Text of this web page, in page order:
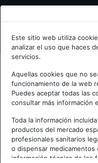
Bienvenid@ a
Escribe tu Email
Accede o regístrate con
Este sitio web utiliza
analizar el uso que haces
servicios.
Aquellas cookies que no
funcionamiento de la web
Puedes aceptar todas las
consultar más información
Toda la información
productos del mercado
profesionales sanitarios
o dispensar
información técnica de los